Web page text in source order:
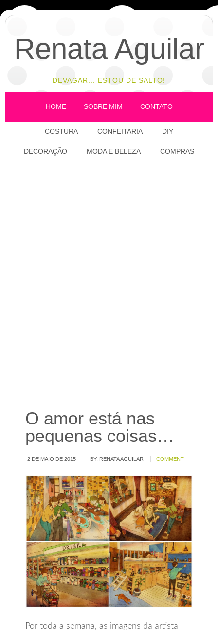
Renata Aguilar
DEVAGAR... ESTOU DE SALTO!
HOME SOBRE MIM CONTATO
COSTURA CONFEITARIA DIY
DECORAÇÃO MODA E BELEZA COMPRAS
O amor está nas
pequenas coisas…
2 DE MAIO DE 2015 BY: RENATA AGUILAR COMMENT
Por toda a semana, as imagens da artista